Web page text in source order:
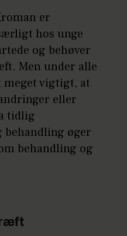
tegn på
i brystet.
du finder en
ikke kan
eller en
armhulen.
i brystet og
af brystvævet,
på dit bryst
er
hos unge
og behøver
Men under alle
vigtigt, at
eller
tidlig
behandling øger
behandling og